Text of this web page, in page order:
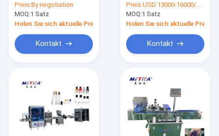
Haus
Produkte
Schokoladenbohnen
und Süßigkeiten
Preis:By negotiation
MOQ:1 Satz
Holen Sie sich aktuelle Preis
Kontakt
Verpackmaschine der
Füllmaschine-300ml
Preis:USD 13000-16000/SET
MOQ:1 Satz
Holen Sie sich aktuelle Preis
Kontakt